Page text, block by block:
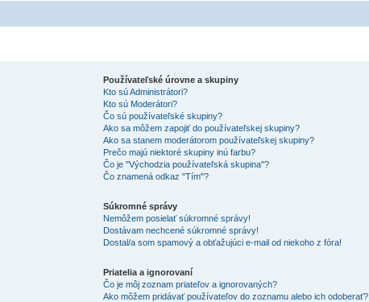
Používateľské úrovne a skupiny
Kto sú Administrátori?
Kto sú Moderátori?
Čo sú používateľské skupiny?
Ako sa môžem zapojiť do používateľskej skupiny?
Ako sa stanem moderátorom používateľskej skupiny?
Prečo majú niektoré skupiny inú farbu?
Čo je "Východzia používateľská skupina"?
Čo znamená odkaz "Tím"?
Súkromné správy
Nemôžem posielať súkromné správy!
Dostávam nechcené súkromné správy!
Dostal/a som spamový a obťažujúci e-mail od niekoho z fóra!
Priatelia a ignorovaní
Čo je môj zoznam priateľov a ignorovaných?
Ako môžem pridávať používateľov do zoznamu alebo ich odoberať?